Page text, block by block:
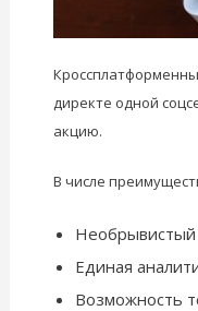
директе одной
акцию.
В числе
Необрывистый
Единая
Возможность